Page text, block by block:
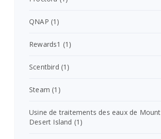
QNAP (1)
Rewards1 (1)
Scentbird (1)
Steam (1)
Usine de traitements des eaux de Mount
Desert Island (1)